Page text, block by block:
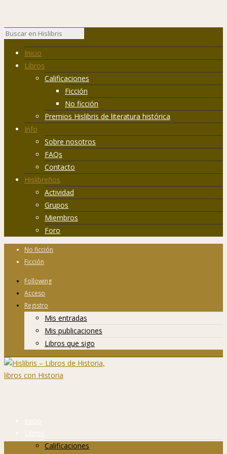
Inicio
Libros
Calificaciones
Ficción
No ficción
Premios Hislibris de literatura histórica
Info
Sobre nosotros
FAQs
Contacto
Hislibreños
Actividad
Grupos
Miembros
Foro
No ficción
Ficción
Following
Acceso
Registro
Mis entradas
Mis publicaciones
Libros que sigo
Inicio
Libros
Calificaciones